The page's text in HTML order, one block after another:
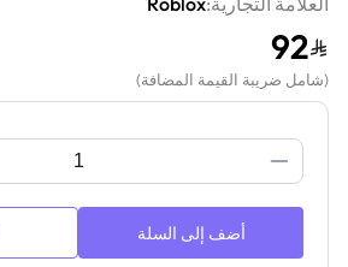
92
(شامل ضريبة القيمة المضافة)
أضف إلى السلة